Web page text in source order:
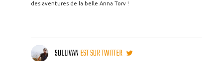
des aventures de la belle Anna Torv !
SULLIVANEST SUR TWITTER